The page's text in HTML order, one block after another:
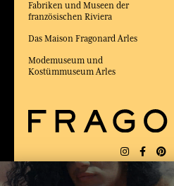
Fabriken und Museen der
französischen Riviera
Das Maison Fragonard Arles
Modemuseum und
Kostümmuseum Arles